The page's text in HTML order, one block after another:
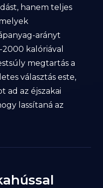
hanem teljes
arányt
kalóriával
megtartás a
választás este,
ad az éjszakai
lassítaná az